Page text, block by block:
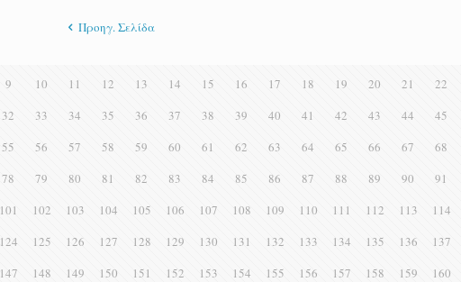
Προηγ. Σελίδα
9 10 11 12 13 14 15 16 17 18 19 20 21 22
32 33 34 35 36 37 38 39 40 41 42 43 44 45
55 56 57 58 59 60 61 62 63 64 65 66 67 68
78 79 80 81 82 83 84 85 86 87 88 89 90 91
101 102 103 104 105 106 107 108 109 110 111 112 113 114
124 125 126 127 128 129 130 131 132 133 134 135 136 137
147 148 149 150 151 152 153 154 155 156 157 158 159 160